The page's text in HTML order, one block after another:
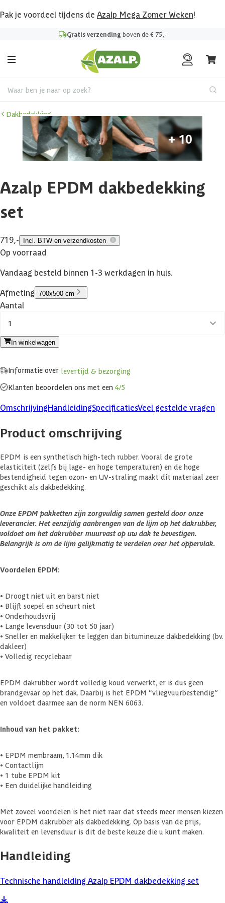
Pak je voordeel tijdens de Azalp Mega Zomer Weken!
Gratis verzending boven de € 75,-
Waar ben je naar op zoek?
Dakbedekking
Azalp EPDM dakbedekking
set
719,- Incl. BTW en verzendkosten
Op voorraad
Vandaag besteld binnen 1-3 werkdagen in huis.
Afmeting 700x500 cm
Aantal
1
In winkelwagen
Informatie over levertijd & bezorging
Klanten beoordelen ons met een 4/5
OmschrijvingHandleidingSpecificatiesVeel gestelde vragen
Product omschrijving
EPDM is een synthetisch high-tech rubber. Vooral de grote
elasticiteit (zelfs bij lage- en hoge temperaturen) en de hoge
bestendigheid tegen ozon- en UV-straling maakt dit materiaal zeer
geschikt als dakbedekking.
Onze EPDM pakketten zijn zorgvuldig samen gesteld door onze
leverancier. Het eenzijdig aanbrengen van de lijm op het dakrubber,
voldoet om het dakrubber muurvast op uw dak te bevestigen.
Belangrijk is om de lijm gelijkmatig te verdelen over het oppervlak.
Voordelen EPDM:
• Droogt niet uit en barst niet
• Blijft soepel en scheurt niet
• Onderhoudsvrij
• Lange levensduur (30 tot 50 jaar)
• Sneller en makkelijker te leggen dan bitumineuze dakbedekking (bv.
dakleer)
• Volledig recyclebaar
EPDM dakrubber wordt volledig koud verwerkt, er is dus geen
brandgevaar op het dak. Daarbij is het EPDM “vliegvuurbestendig”
en voldoet daarmee aan de norm NEN 6063.
Inhoud van het pakket:
• EPDM membraam, 1.14mm dik
• Contactlijm
• 1 tube EPDM kit
• Een duidelijke handleiding
Met zoveel voordelen is het niet raar dat steeds meer mensen kiezen
voor EPDM dakrubber als dakbedekking. Op basis van de prijs,
kwaliteit en levensduur is dit de beste keuze die u kunt maken.
Handleiding
Technische handleiding Azalp EPDM dakbedekking set